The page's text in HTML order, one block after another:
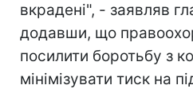
вкрадені", - заявляв
додавши, що
посилити боротьбу з
мінімізувати тиск на